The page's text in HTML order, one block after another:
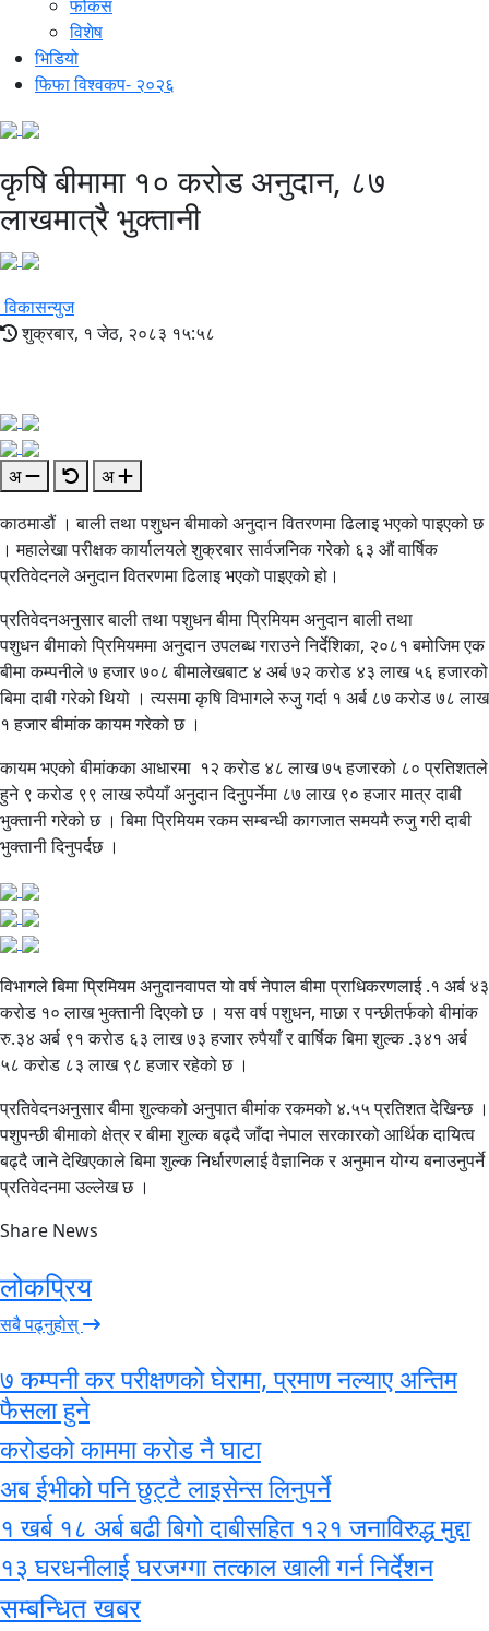
फोकस
विशेष
भिडियो
फिफा विश्वकप- २०२६
कृषि बीमामा १० करोड अनुदान, ८७
लाखमात्रै भुक्तानी
विकासन्युज
शुक्रबार, १ जेठ, २०८३ १५:५८
अ
अ
काठमाडौं । बाली तथा पशुधन बीमाको अनुदान वितरणमा ढिलाइ भएको पाइएको छ
। महालेखा परीक्षक कार्यालयले शुक्रबार सार्वजनिक गरेको ६३ औं वार्षिक
प्रतिवेदनले अनुदान वितरणमा ढिलाइ भएको पाइएको हो।
प्रतिवेदनअनुसार बाली तथा पशुधन बीमा प्रिमियम अनुदान बाली तथा
पशुधन बीमाको प्रिमियममा अनुदान उपलब्ध गराउने निर्देशिका, २०८१ बमोजिम एक
बीमा कम्पनीले ७ हजार ७०८ बीमालेखबाट ४ अर्ब ७२ करोड ४३ लाख ५६ हजारको
बिमा दाबी गरेको थियो । त्यसमा कृषि विभागले रुजु गर्दा १ अर्ब ८७ करोड ७८ लाख
१ हजार बीमांक कायम गरेको छ ।
कायम भएको बीमांकका आधारमा १२ करोड ४८ लाख ७५ हजारको ८० प्रतिशतले
हुने ९ करोड ९९ लाख रुपैयाँ अनुदान दिनुपर्नेमा ८७ लाख ९० हजार मात्र दाबी
भुक्तानी गरेको छ । बिमा प्रिमियम रकम सम्बन्धी कागजात समयमै रुजु गरी दाबी
भुक्तानी दिनुपर्दछ ।
विभागले बिमा प्रिमियम अनुदानवापत यो वर्ष नेपाल बीमा प्राधिकरणलाई .१ अर्ब ४३
करोड १० लाख भुक्तानी दिएको छ । यस वर्ष पशुधन, माछा र पन्छीतर्फको बीमांक
रु.३४ अर्ब ९१ करोड ६३ लाख ७३ हजार रुपैयाँ र वार्षिक बिमा शुल्क .३४१ अर्ब
५८ करोड ८३ लाख ९८ हजार रहेको छ ।
प्रतिवेदनअनुसार बीमा शुल्कको अनुपात बीमांक रकमको ४.५५ प्रतिशत देखिन्छ ।
पशुपन्छी बीमाको क्षेत्र र बीमा शुल्क बढ्दै जाँदा नेपाल सरकारको आर्थिक दायित्व
बढ्दै जाने देखिएकाले बिमा शुल्क निर्धारणलाई वैज्ञानिक र अनुमान योग्य बनाउनुपर्ने
प्रतिवेदनमा उल्लेख छ ।
Share News
लोकप्रिय
सबै पढ्नुहोस्
७ कम्पनी कर परीक्षणको घेरामा, प्रमाण नल्याए अन्तिम
फैसला हुने
करोडको काममा करोड नै घाटा
अब ईभीको पनि छुट्टै लाइसेन्स लिनुपर्ने
१ खर्ब १८ अर्ब बढी बिगो दाबीसहित १२१ जनाविरुद्ध मुद्दा
१३ घरधनीलाई घरजग्गा तत्काल खाली गर्न निर्देशन
सम्बन्धित खबर